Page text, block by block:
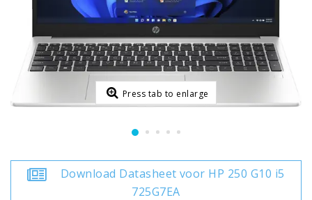
Press tab to enlarge
Download Datasheet voor HP 250 G10 i5
725G7EA